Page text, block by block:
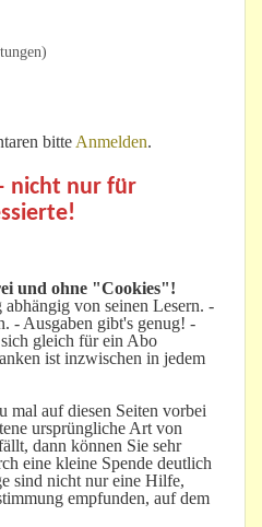
bitte Anmelden.
nicht nur für
und ohne "Cookies"!
von seinen Lesern. -
- Ausgaben gibt's genug! -
gleich für ein Abo
ist inzwischen in jedem
mal auf diesen Seiten vorbei
ursprüngliche Art von
dann können Sie sehr
eine kleine Spende deutlich
sind nicht nur eine Hilfe,
empfunden, auf dem